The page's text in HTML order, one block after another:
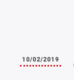
10/02/2019